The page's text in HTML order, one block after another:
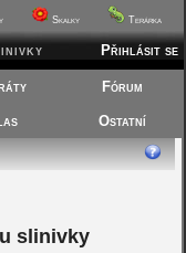
Skalky Terárka
Přihlásit se
Fórum
Ostatní
slinivky